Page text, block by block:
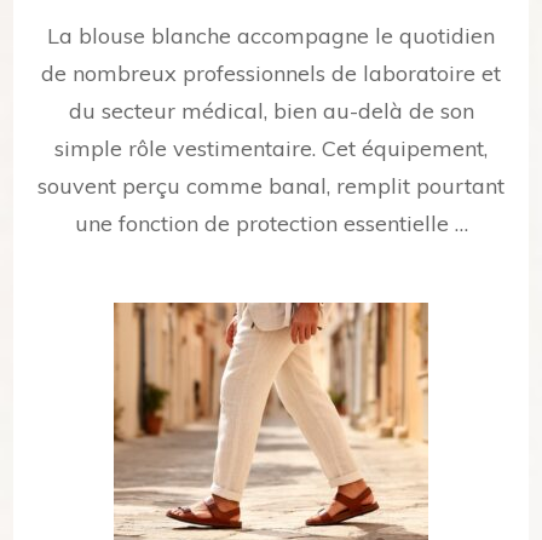
La blouse blanche accompagne le quotidien
de nombreux professionnels de laboratoire et
du secteur médical, bien au-delà de son
simple rôle vestimentaire. Cet équipement,
souvent perçu comme banal, remplit pourtant
une fonction de protection essentielle …